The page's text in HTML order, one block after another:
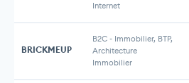
Internet
BRICKMEUP
B2C - Immobilier, BTP,
Architecture
Immobilier